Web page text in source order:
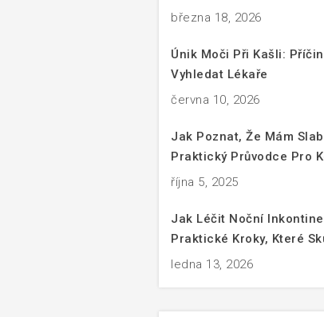
března 18, 2026
Únik Moči Při Kašli:
Vyhledat Lékaře
června 10, 2026
Jak Poznat, Že Mám
Praktický Průvodce Pro
října 5, 2025
Jak Léčit Noční
Praktické Kroky, Které
ledna 13, 2026